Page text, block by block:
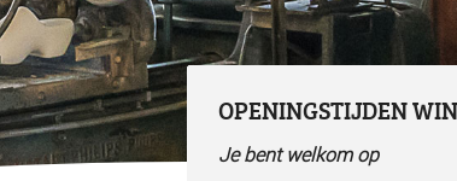
OPENINGSTIJDEN
Je bent welkom op